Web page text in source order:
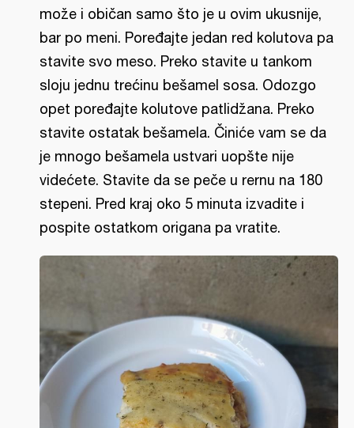
može i običan samo što je u ovim ukusnije,
bar po meni. Poređajte jedan red kolutova pa
stavite svo meso. Preko stavite u tankom
sloju jednu trećinu bešamel sosa. Odozgo
opet poređajte kolutove patlidžana. Preko
stavite ostatak bešamela. Činiće vam se da
je mnogo bešamela ustvari uopšte nije
videćete. Stavite da se peče u rernu na 180
stepeni. Pred kraj oko 5 minuta izvadite i
pospite ostatkom origana pa vratite.